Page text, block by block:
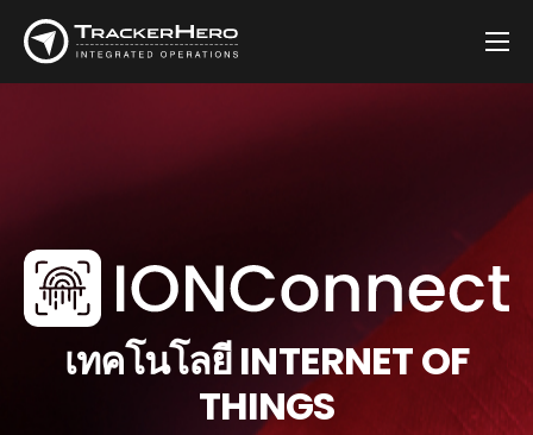
บริษัท
ติดต่อ
เทคโนโลยี INTERNET OF
THINGS